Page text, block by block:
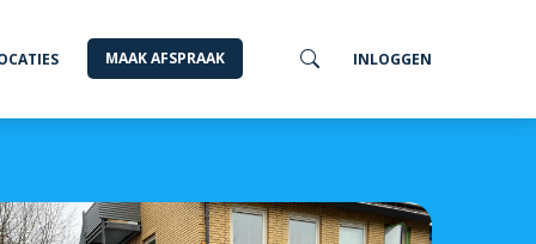
MAAK AFSPRAAK INLOGGEN